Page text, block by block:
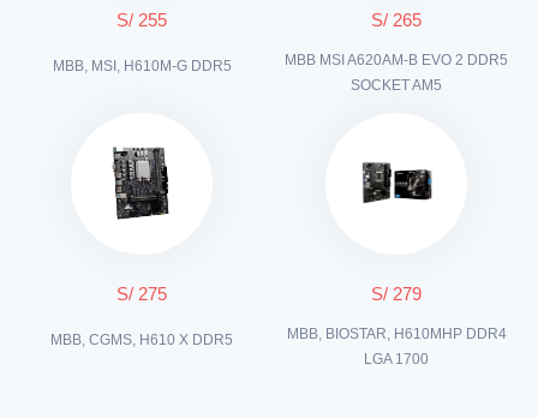
S/ 255
MBB, MSI, H610M-G DDR5
S/ 265
MBB MSI A620AM-B EVO 2 DDR5
SOCKET AM5
S/ 275
MBB, CGMS, H610 X DDR5
S/ 279
MBB, BIOSTAR, H610MHP DDR4
LGA 1700